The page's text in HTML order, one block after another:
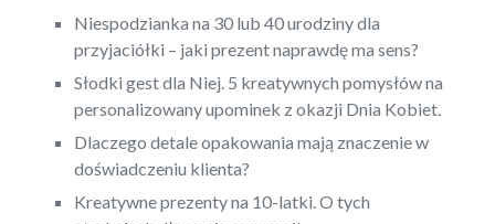
Niespodzianka na 30 lub 40 urodziny dla
przyjaciółki – jaki prezent naprawdę ma sens?
Słodki gest dla Niej. 5 kreatywnych pomysłów na
personalizowany upominek z okazji Dnia Kobiet.
Dlaczego detale opakowania mają znaczenie w
doświadczeniu klienta?
Kreatywne prezenty na 10-latki. O tych